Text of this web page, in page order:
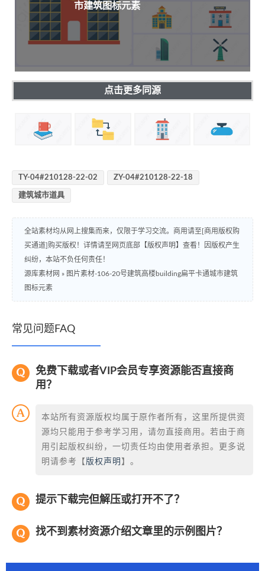
市建筑图标元素
点击更多同源
TY-04#210128-22-02 ZY-04#210128-22-18
建筑城市道具
全站素材均从网上搜集而来，仅限于学习交流。商用请至[商用版权购
买通道]购买版权！详情请至网页底部【版权声明】查看！因版权产生
纠纷，本站不负任何责任！
源库素材网 » 图片素材-106-20号建筑高楼building扁平卡通城市建筑
图标元素
常见问题FAQ
免费下载或者VIP会员专享资源能否直接商
用？
本站所有资源版权均属于原作者所有，这里所提供资
源均只能用于参考学习用，请勿直接商用。若由于商
用引起版权纠纷，一切责任均由使用者承担。更多说
明请参考【 版权声明 】。
提示下载完但解压或打开不了？
找不到素材资源介绍文章里的示例图片？